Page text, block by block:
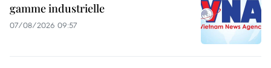
gamme industrielle
07/08/2026 09:57